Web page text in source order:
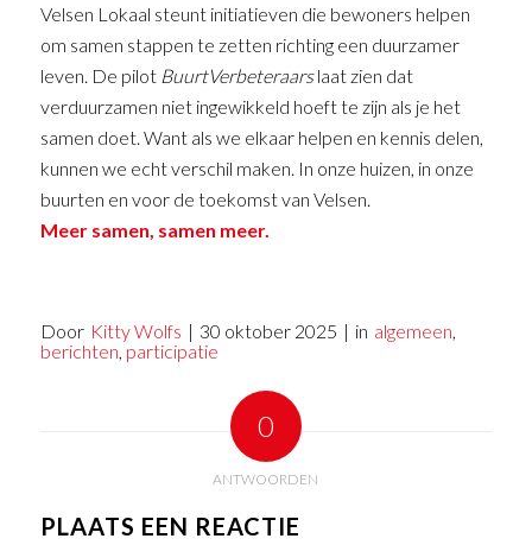
Velsen Lokaal steunt initiatieven die bewoners helpen
om samen stappen te zetten richting een duurzamer
leven. De pilot BuurtVerbeteraarslaat zien dat
verduurzamen niet ingewikkeld hoeft te zijn als je het
samen doet. Want als we elkaar helpen en kennis delen,
kunnen we echt verschil maken. In onze huizen, in onze
buurten en voor de toekomst van Velsen.
Meer samen, samen meer.
Door Kitty Wolfs | 30 oktober 2025 | in algemeen,
berichten, participatie
0
ANTWOORDEN
PLAATS EEN REACTIE